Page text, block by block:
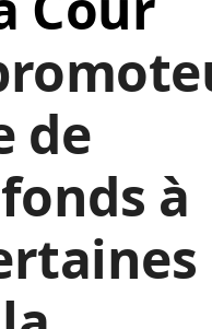
de
à